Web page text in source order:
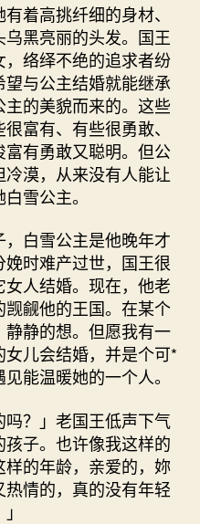
着高挑纤细的身材、
黑亮丽的头发。国王
络绎不绝的追求者纷
与公主结婚就能继承
的美貌而来的。这些
富有、有些很勇敢、
有勇敢又聪明。但公
漠，从来没有人能让
雪公主。
白雪公主是他晚年才
时难产过世，国王很
人结婚。现在，他老
觎他的王国。在某个
静的想。但愿我有一
儿会结婚，并是个可*
能温暖她的一个人。
吗？」老国王低声下气
子。也许像我这样的
的年龄，亲爱的，妳
情的，真的没有年轻